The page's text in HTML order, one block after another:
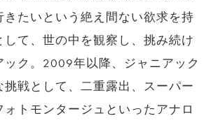
きたいという絶え間ない欲求を持
して、世の中を観察し、挑み続け
ック。2009年以降、ジャニアック
挑戦として、二重露出、スーパー
ォトモンタージュといったアナロ